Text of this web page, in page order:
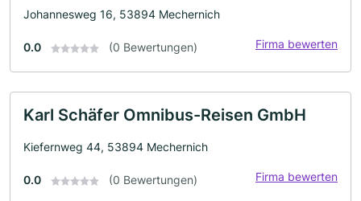
Johannesweg 16, 53894 Mechernich
0.0 (0 Bewertungen) Firma bewerten
Karl Schäfer Omnibus-Reisen GmbH
Kiefernweg 44, 53894 Mechernich
0.0 (0 Bewertungen) Firma bewerten